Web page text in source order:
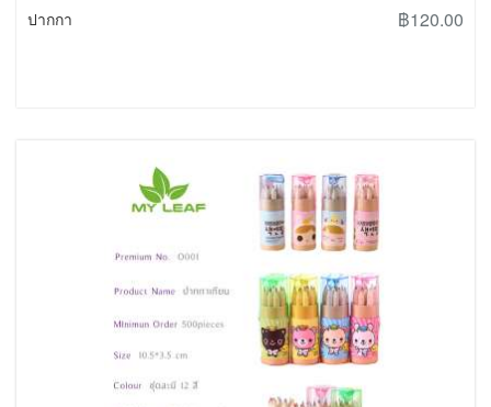
ปากกา ฿120.00